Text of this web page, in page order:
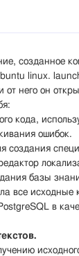
созданное
linux.
от него он
кода,
ошибок.
создания
базы
все
в